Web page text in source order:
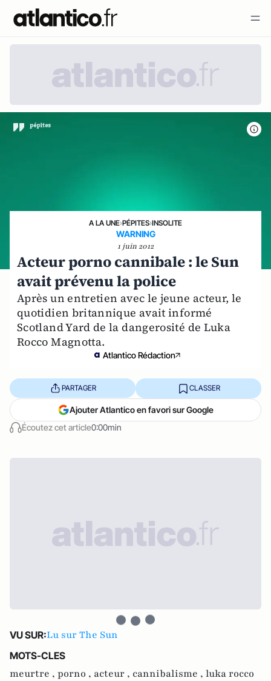
A LA UNE›PÉPITES›INSOLITE
WARNING
1 juin 2012
Acteur porno cannibale : le Sun
avait prévenu la police
Après un entretien avec le jeune acteur, le
quotidien britannique avait informé
Scotland Yard de la dangerosité de Luka
Rocco Magnotta.
Atlantico Rédaction
Écoutez cet article0:00min
PARTAGER CLASSER
Ajouter Atlantico en favori sur Google
VU SUR:Lu sur The Sun
MOTS-CLES
meurtre , porno , acteur , cannibalisme , luka rocco